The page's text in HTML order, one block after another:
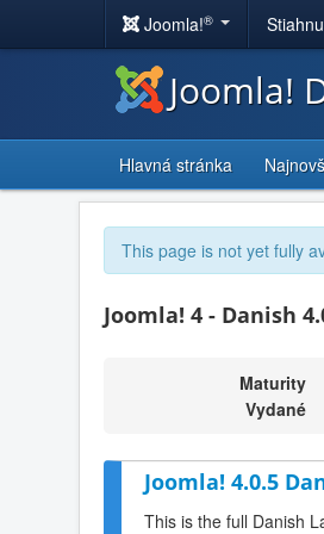
Joomla!®
Joomla!
Hlavná stránka
This page is not yet fully
Joomla! 4 - Danish
Maturity
Vydané
Joomla! 4.0.5
This is the full Danish